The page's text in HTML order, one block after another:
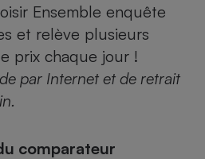
Ensemble enquête
et relève plusieurs
prix chaque jour !
par Internet et de retrait
comparateur